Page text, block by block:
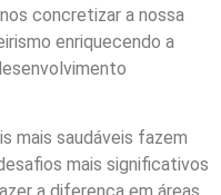
concretizar a nossa
enriquecendo a
mais saudáveis fazem
mais significativos